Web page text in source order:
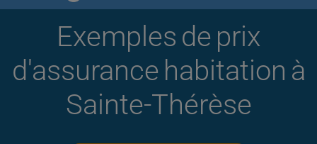
Exemples de prix
d'assurance habitation à
Sainte-Thérèse